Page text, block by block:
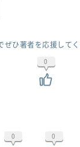
ぜひ著者を応援して
0
0 0